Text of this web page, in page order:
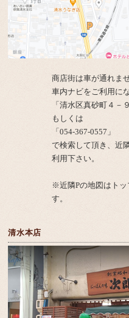
商店街は車が通れませ
車内ナビをご利用に
「清水区真砂町４－９
もしくは
「054-367-0557」
で検索して頂き、近
利用下さい。
※近隣Pの地図はトッ
す。
清水本店